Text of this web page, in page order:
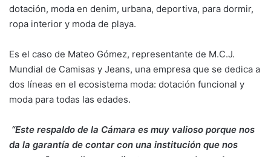
dotación, moda en denim, urbana, deportiva, para dormir,
ropa interior y moda de playa.
Es el caso de Mateo Gómez, representante de M.C.J.
Mundial de Camisas y Jeans, una empresa que se dedica a
dos líneas en el ecosistema moda: dotación funcional y
moda para todas las edades.
“Este respaldo de la Cámara es muy valioso porque nos
da la garantía de contar con una institución que nos